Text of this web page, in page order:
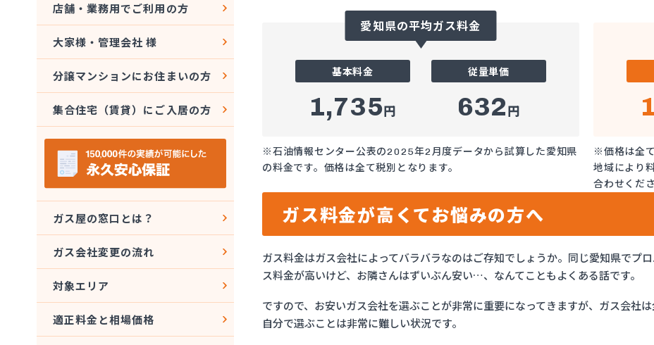
愛知県の平均ガス料金
基本料金
1,735円
従量単価
632円
※石油情報センター公表の2025年2月度データから試算した愛知県
の料金です。価格は全て税別となります。
※価格は全
地域により
合わせくださ
ガス料金が高くてお悩みの方へ
ガス料金はガス会社によってバラバラなのはご存知でしょうか。同じ愛知県でプ
ス料金が高いけど、お隣さんはずいぶん安い…、なんてこともよくある話です。
ですので、お安いガス会社を選ぶことが非常に重要になってきますが、ガス会社
自分で選ぶことは非常に難しい状況です。
店舗・業務用でご利用の方
大家様・管理会社 様
分譲マンションにお住まいの方
集合住宅（賃貸）にご入居の方
ガス屋の窓口とは？
ガス会社変更の流れ
対象エリア
適正料金と相場価格